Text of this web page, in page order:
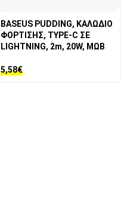
BASEUS PUDDING, ΚΑΛΩΔΙΟ
ΦΟΡΤΙΣΗΣ, TYPE-C ΣΕ
LIGHTNING, 2m, 20W, ΜΩΒ
5,58€